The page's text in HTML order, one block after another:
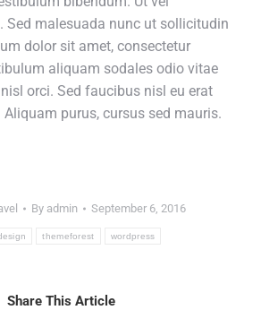
Sed malesuada nunc ut sollicitudin
dolor sit amet, consectetur
aliquam sodales odio vitae
orci. Sed faucibus nisl eu erat
purus, cursus sed mauris.
By admin September 6, 2016
themeforest wordpress
Share This Article